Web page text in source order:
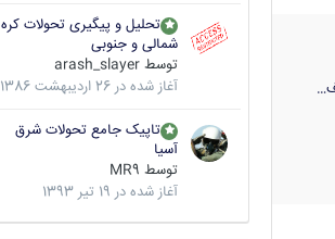
تحلیل و پیگیری تحولات کره
شمالی و جنوبی
توسط arash_slayer
آغاز شده در 26 اردیبهشت 1386
تاپیک جامع تحولات شرق
آسیا
توسط MR9
آغاز شده در 19 تیر 1393